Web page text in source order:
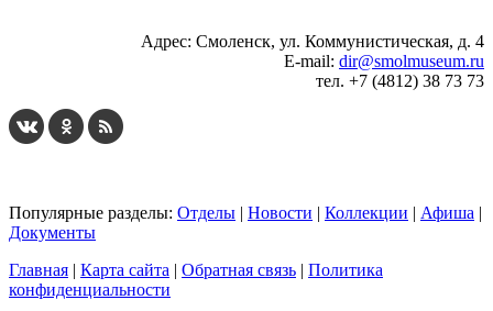
Адрес: Смоленск, ул. Коммунистическая, д. 4
E-mail: dir@smolmuseum.ru
тел. +7 (4812) 38 73 73
Популярные разделы: Отделы | Новости | Коллекции | Афиша |
Документы
Главная | Карта сайта | Обратная связь | Политика
конфиденциальности